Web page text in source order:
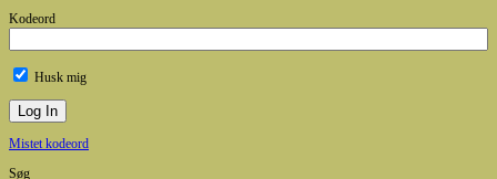
Kodeord
Husk mig
Mistet kodeord
Søg